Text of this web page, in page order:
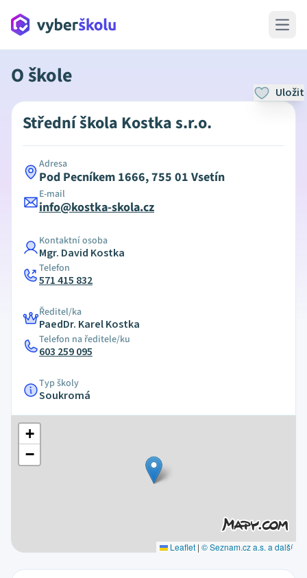
Open
O škole
Uložit
Střední škola Kostka s.r.o.
Adresa
Pod Pecníkem 1666, 755 01 Vsetín
E-mail
info@kostka-skola.cz
Kontaktní osoba
Mgr. David Kostka
Telefon
571 415 832
Ředitel/ka
PaedDr. Karel Kostka
Telefon na ředitele/ku
603 259 095
Typ školy
Soukromá
+
−
Leaflet | © Seznam.cz a.s. a další